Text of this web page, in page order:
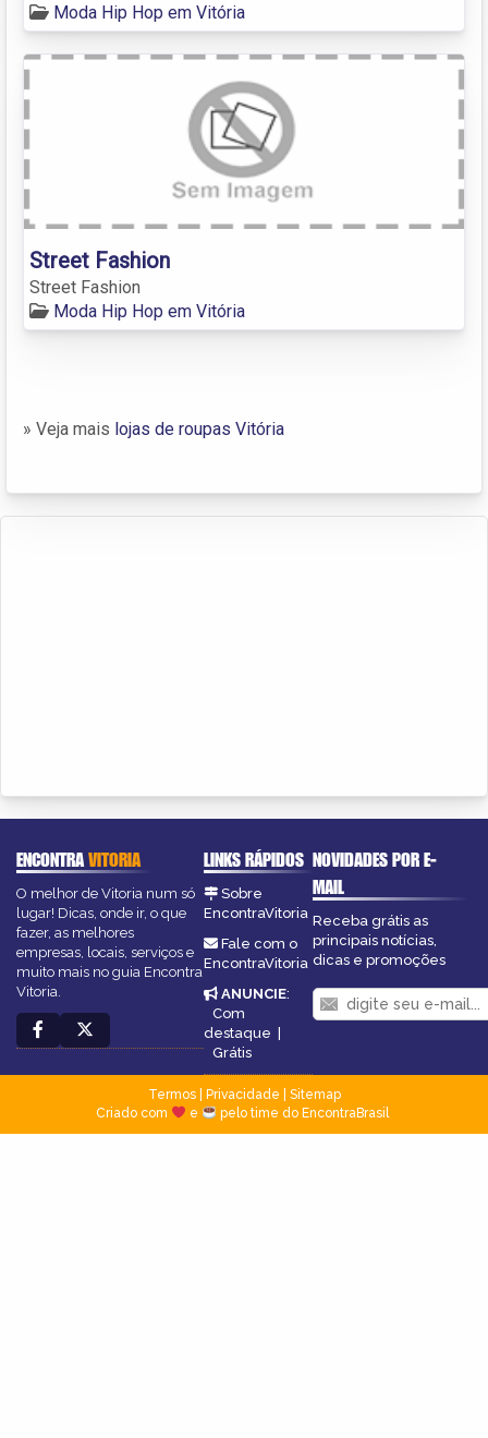
Moda Hip Hop em Vitória
Street Fashion
Street Fashion
Moda Hip Hop em Vitória
» Veja mais lojas de roupas Vitória
ENCONTRAVITORIA
O melhor de Vitoria num só
lugar! Dicas, onde ir, o que
fazer, as melhores
empresas, locais, serviços e
muito mais no guia Encontra
Vitoria.
LINKS RÁPIDOS
Sobre
EncontraVitoria
Fale com o
EncontraVitoria
ANUNCIE:
Com
destaque |
Grátis
NOVIDADES POR E-
MAIL
Receba grátis as
principais notícias,
dicas e promoções
Termos| Privacidade
Sitemap
Criado com
e pelo time do EncontraBrasil